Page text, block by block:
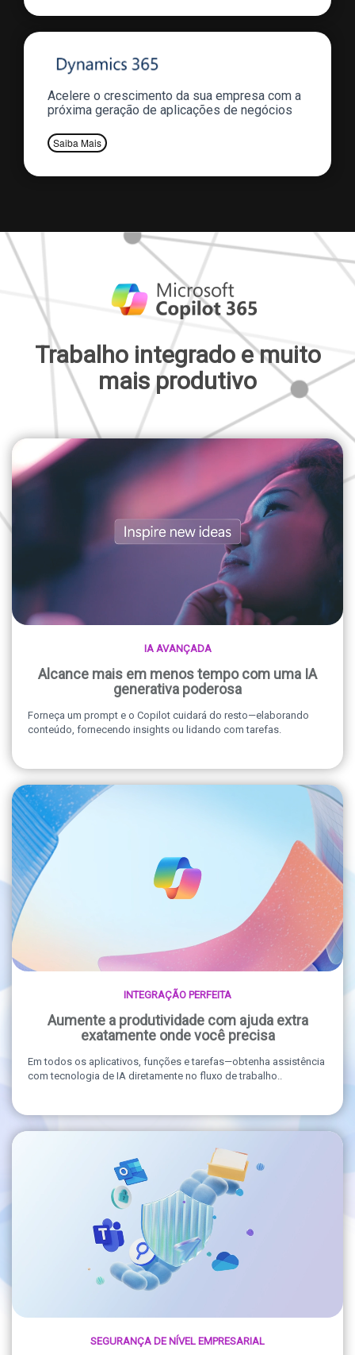
Acelere o crescimento da sua empresa com a
próxima geração de aplicações de negócios
Saiba Mais
Trabalho integrado e muito
mais produtivo
IA AVANÇADA
Alcance mais em menos tempo com uma IA
generativa poderosa
Forneça um prompt e o Copilot cuidará do resto—elaborando
conteúdo, fornecendo insights ou lidando com tarefas.
INTEGRAÇÃO PERFEITA
Aumente a produtividade com ajuda extra
exatamente onde você precisa
Em todos os aplicativos, funções e tarefas—obtenha assistência
com tecnologia de IA diretamente no fluxo de trabalho..
SEGURANÇA DE NÍVEL EMPRESARIAL